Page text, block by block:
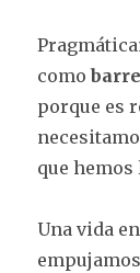
como
porque es
que hemos
Una vida